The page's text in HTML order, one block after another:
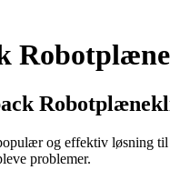
og effektiv løsning
problemer.